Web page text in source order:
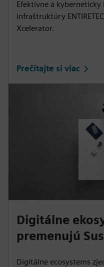
Efektívne a
infraštruktúry
Xcelerator.
Prečítajte si viac
Digitálne
premenujú
Digitálne ecosystems